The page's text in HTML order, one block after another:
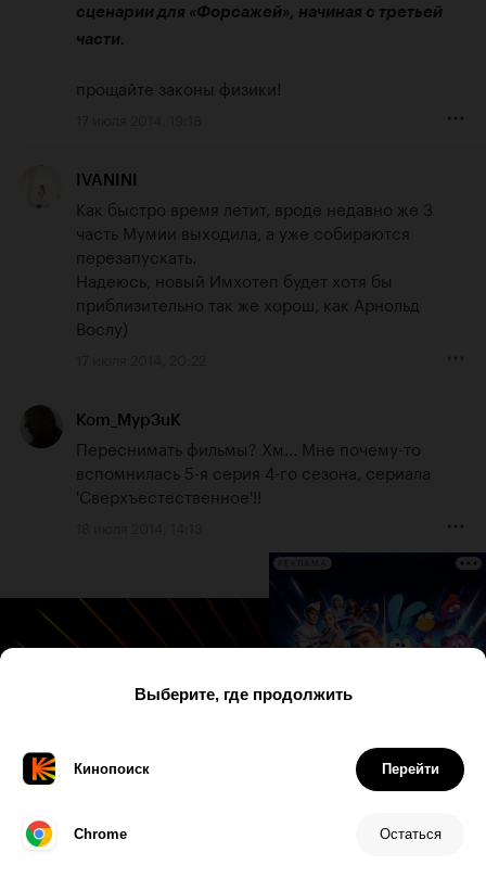
сценарии для «Форсажей», начиная с третьей
части.
прощайте законы физики!
IVANINI
Как быстро время летит, вроде недавно же 3
часть Мумии выходила, а уже собираются
перезапускать.
Надеюсь, новый Имхотеп будет хотя бы
приблизительно так же хорош, как Арнольд
Вослу)
Kom_Myp3uK
Переснимать фильмы? Хм... Мне почему-то
вспомнилась 5-я серия 4-го сезона, сериала
'Сверхъестественное'!!